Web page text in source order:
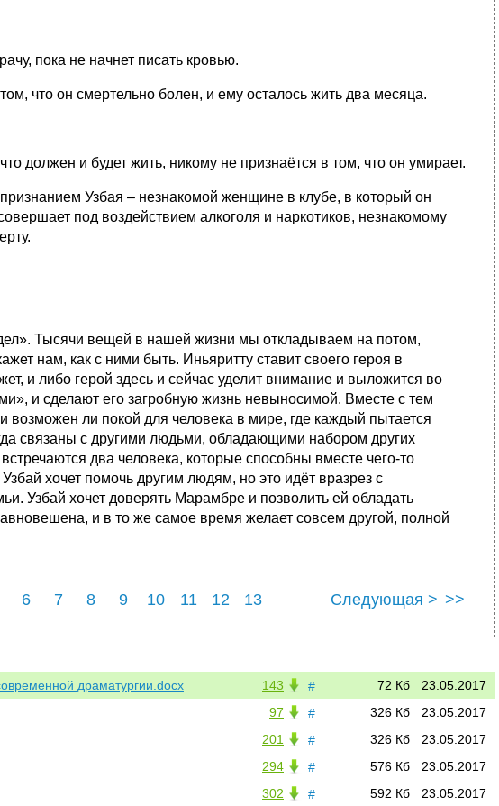
пока не начнет писать кровью.
что он смертельно болен, и ему осталось жить два месяца.
должен и будет жить, никому не признаётся в том, что он умирает.
Узбая – незнакомой женщине в клубе, в который он
под воздействием алкоголя и наркотиков, незнакомому
Тысячи вещей в нашей жизни мы откладываем на потом,
нам, как с ними быть. Иньяритту ставит своего героя в
и либо герой здесь и сейчас уделит внимание и выложится во
и сделают его загробную жизнь невыносимой. Вместе с тем
возможен ли покой для человека в мире, где каждый пытается
связаны с другими людьми, обладающими набором других
два человека, которые способны вместе чего-то
хочет помочь другим людям, но это идёт вразрез с
Узбай хочет доверять Марамбре и позволить ей обладать
и в то же самое время желает совсем другой, полной
6 7 8 9 10 11 12 13 Следующая > >>
# 23.05.2017
72 Кб
143
драматургии.docx
#
23.05.2017
326 Кб
97
#
23.05.2017
326 Кб
201
#
23.05.2017
576 Кб
294
#
23.05.2017
592 Кб
302